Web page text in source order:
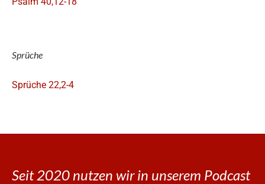
Sprüche
Sprüche 22,2-4
Seit 2020 nutzen wir in unserem Podcast